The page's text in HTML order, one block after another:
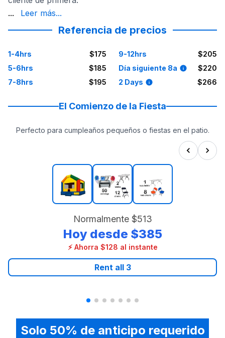
como máquinas para algodón de azúcar, máquinas
... Leer más...
Referencia de precios
1-4hrs
$175
5-6hrs
$185
7-8hrs
$195
9-12hrs
$205
Día siguiente 8a
$220
2 Days
$266
El Comienzo de la Fiesta
Perfecto para cumpleaños pequeños o fiestas en el patio.
Normalmente $513
Hoy desde $385
⚡ Ahorra $128 al instante
Rent all 3
Solo 50% de anticipo requerido